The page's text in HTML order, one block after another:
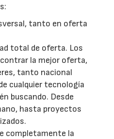
tanto en oferta
total de oferta. Los
la mejor oferta,
tanto nacional
cualquier tecnología
buscando. Desde
hasta proyectos
completamente la